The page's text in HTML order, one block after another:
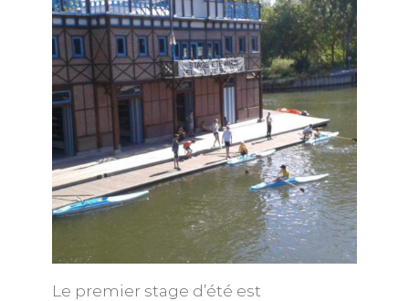
Le premier stage d’été est